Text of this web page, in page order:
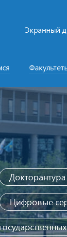
Экранный
Докторантура
Цифровые